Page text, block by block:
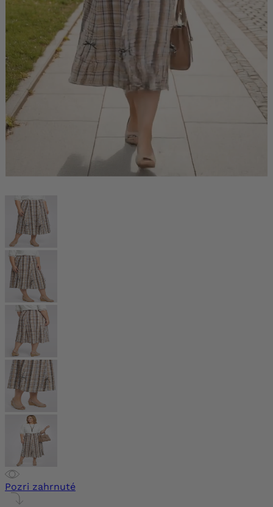
Pozri zahrnuté